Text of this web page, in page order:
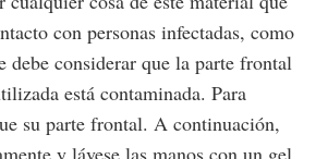
con personas infectadas, como
debe considerar que la parte frontal
está contaminada. Para
su parte frontal. A continuación,